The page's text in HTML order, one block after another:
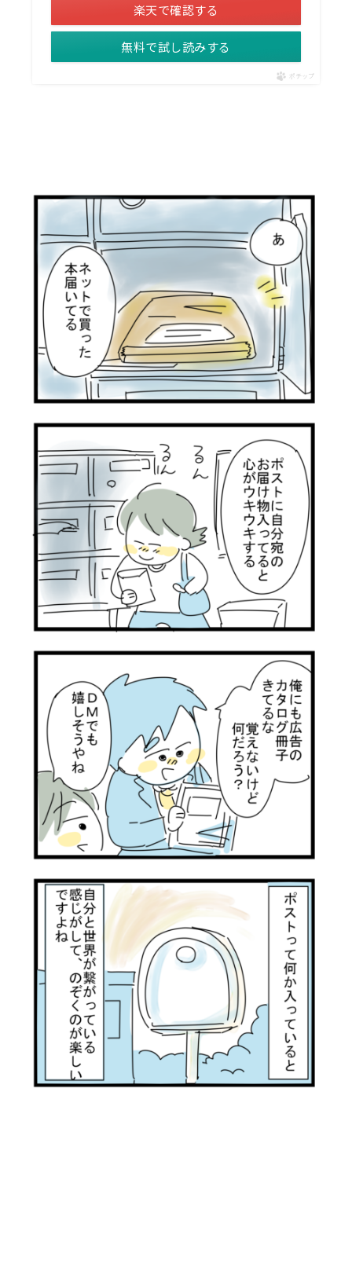
楽天で確認する
無料で試し読みする
ポチップ